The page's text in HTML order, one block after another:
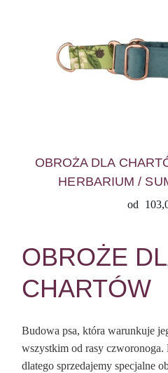
OBROŻA DLA
HERBARIUM /
od
OBROŻE
CHARTÓW
Budowa psa, która warunkuje
wszystkim od rasy czworonoga.
dlatego sprzedajemy specjalne